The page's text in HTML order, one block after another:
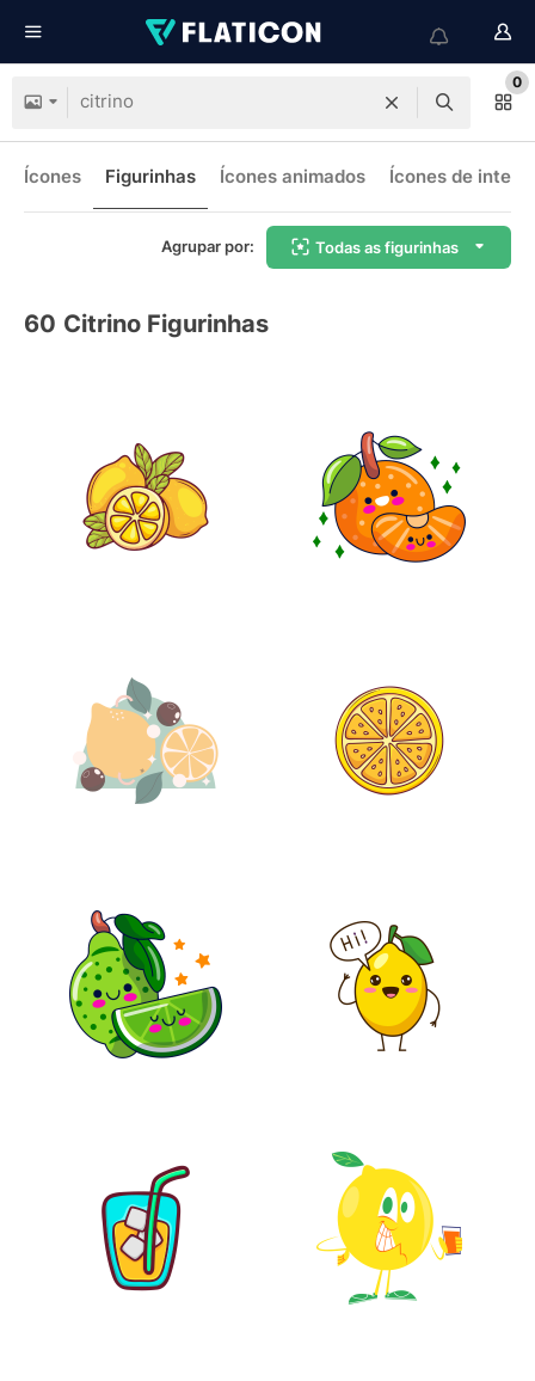
0
Ícones Figurinhas Ícones animados Ícones de
Agrupar por: Todas as figurinhas
60 Citrino Figurinhas